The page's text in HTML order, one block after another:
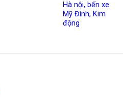
Hà nội, bến xe
Mỹ Đình, Kim
động